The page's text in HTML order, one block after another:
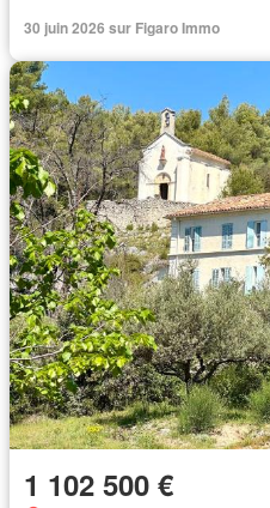
30 juin 2026 sur Figaro Immo
1 102 500 €